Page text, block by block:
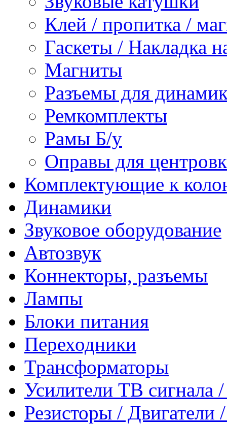
Клей / пропитка /
Гаскеты / Накладка
Магниты
Разъемы для
Ремкомплекты
Рамы Б/у
Оправы для
Комплектующие к
Динамики
Звуковое оборудование
Автозвук
Коннекторы, разъемы
Лампы
Блоки питания
Переходники
Трансформаторы
Усилители ТВ сигнала
Резисторы /